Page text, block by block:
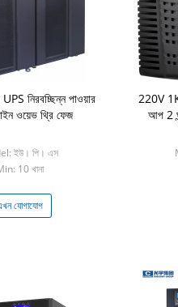
নিরবচ্ছিন্ন পাওয়ার
ওয়েভ থ্রি ফেজ
ইউ। পি। এস
10 খানা
যোগাযোগ
220V
আপ 2